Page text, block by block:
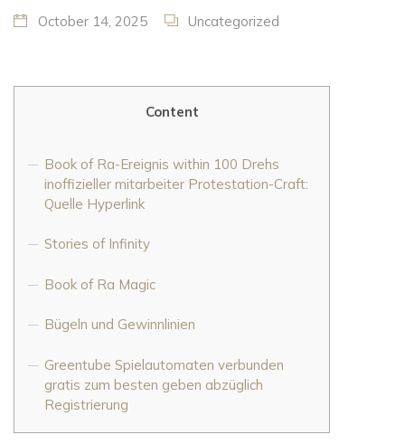
October 14, 2025 Uncategorized
Content
Book of Ra-Ereignis within 100 Drehs
inoffizieller mitarbeiter Protestation-Craft:
Quelle Hyperlink
Stories of Infinity
Book of Ra Magic
Bügeln und Gewinnlinien
Greentube Spielautomaten verbunden
gratis zum besten geben abzüglich
Registrierung